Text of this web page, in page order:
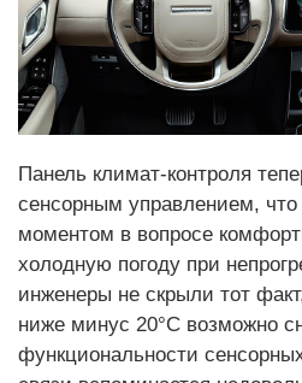
Панель климат-контроля
сенсорным управлением,
моментом в вопросе
холодную погоду при
инженеры не скрыли тот
ниже минус 20°С возможно
функциональности